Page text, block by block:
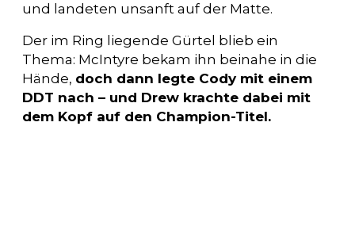
und landeten unsanft auf der Matte.
Der im Ring liegende Gürtel blieb ein
Thema: McIntyre bekam ihn beinahe in die
Hände, doch dann legte Cody mit einem
DDT nach – und Drew krachte dabei mit
dem Kopf auf den Champion-Titel.